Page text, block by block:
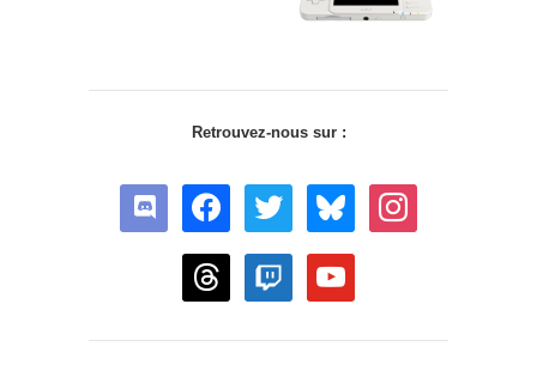
Retrouvez-nous sur :
discord facebook twitter bluesky instagram
threads twitch youtube